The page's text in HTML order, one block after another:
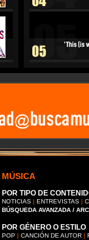
MÚSICA
POR TIPO DE
NOTICIAS | ENTREVISTAS |
BÚSQUEDA AVANZADA /
POR GÉNERO O ESTILO
POP | CANCIÓN DE AUTOR |